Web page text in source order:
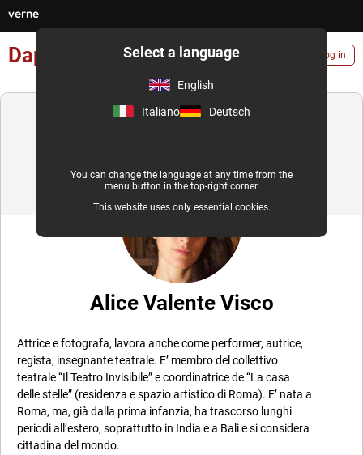
verne
Daphne Log in
×
×
English
×
Alice Valente Visco
Attrice e fotografa, lavora anche come performer, autrice,
regista, insegnante teatrale. E’ membro del collettivo
teatrale “Il Teatro Invisibile” e coordinatrice de “La casa
delle stelle” (residenza e spazio artistico di Roma). E’ nata a
Roma, ma, già dalla prima infanzia, ha trascorso lunghi
periodi all’estero, soprattutto in India e a Bali e si considera
cittadina del mondo.
Select a language
English
Italiano Deutsch
You can change the language at any time from the
menu button in the top-right corner.
This website uses only essential cookies.